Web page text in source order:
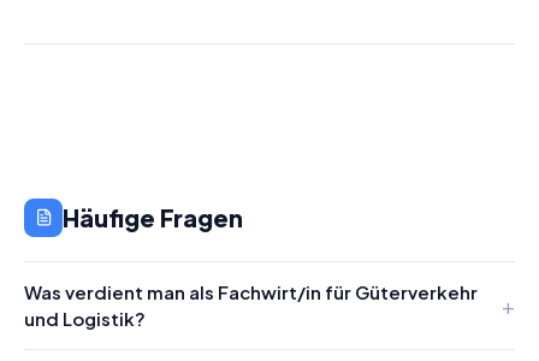
Häufige Fragen
Was verdient man als Fachwirt/in für Güterverkehr
und Logistik?